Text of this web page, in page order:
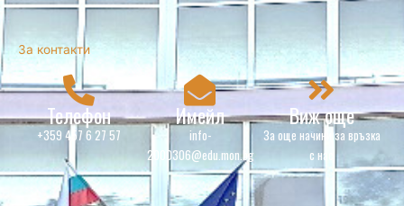
За контакти
Телефон
+359 457 6 27 57
Имейл
info-
2000306@edu.mon.bg
Виж още
За още начини за връзка
с нас